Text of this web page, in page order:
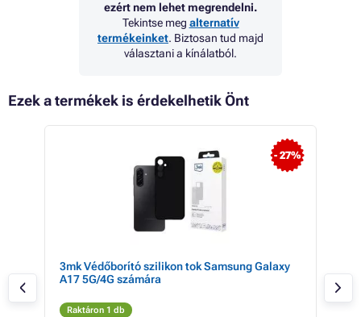
ezért nem lehet megrendelni.
Tekintse meg alternatív
termékeinket. Biztosan tud majd
választani a kínálatból.
Ezek a termékek is érdekelhetik Önt
- 27%
3mk Védőborító szilikon tok Samsung Galaxy
A17 5G/4G számára
Raktáron 1 db